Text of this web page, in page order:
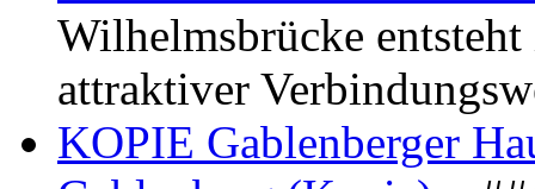
Wilhelmsbrücke
attraktiver
KOPIE Gablenberger